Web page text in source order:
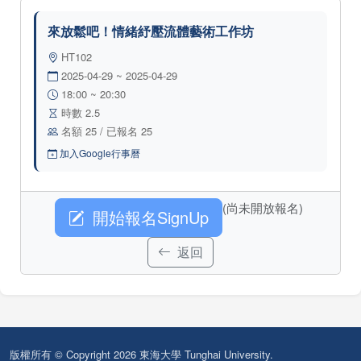
來放鬆吧！情緒紓壓流體藝術工作坊
HT102
2025-04-29 ~ 2025-04-29
18:00 ~ 20:30
時數 2.5
名額 25 / 已報名 25
加入Google行事曆
開始報名SignUp (尚未開放報名)
返回
版權所有 © Copyright 2026 東海大學 Tunghai University.